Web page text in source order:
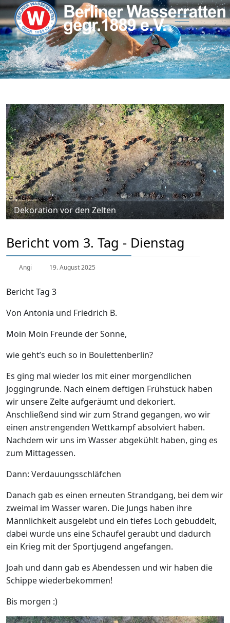
Dekoration vor den Zelten
Bericht vom 3. Tag - Dienstag
Angi 19. August 2025
Bericht Tag 3
Von Antonia und Friedrich B.
Moin Moin Freunde der Sonne,
wie geht’s euch so in Boulettenberlin?
Es ging mal wieder los mit einer morgendlichen
Joggingrunde. Nach einem deftigen Frühstück haben
wir unsere Zelte aufgeräumt und dekoriert.
Anschließend sind wir zum Strand gegangen, wo wir
einen anstrengenden Wettkampf absolviert haben.
Nachdem wir uns im Wasser abgekühlt haben, ging es
zum Mittagessen.
Dann: Verdauungsschläfchen
Danach gab es einen erneuten Strandgang, bei dem wir
zweimal im Wasser waren. Die Jungs haben ihre
Männlichkeit ausgelebt und ein tiefes Loch gebuddelt,
dabei wurde uns eine Schaufel geraubt und dadurch
ein Krieg mit der Sportjugend angefangen.
Joah und dann gab es Abendessen und wir haben die
Schippe wiederbekommen!
Bis morgen :)